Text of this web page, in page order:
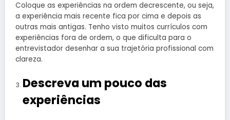
Coloque as experiências na ordem decrescente, ou seja,
a experiência mais recente fica por cima e depois as
outras mais antigas. Tenho visto muitos currículos com
experiências fora de ordem, o que dificulta para o
entrevistador desenhar a sua trajetória profissional com
clareza.
Descreva um pouco das
experiências